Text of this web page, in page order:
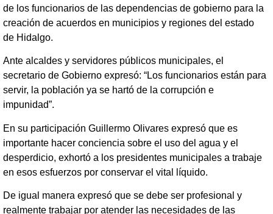
de los funcionarios de las dependencias de gobierno para la
creación de acuerdos en municipios y regiones del estado
de Hidalgo.
Ante alcaldes y servidores públicos municipales, el
secretario de Gobierno expresó: “Los funcionarios están para
servir, la población ya se hartó de la corrupción e
impunidad”.
En su participación Guillermo Olivares expresó que es
importante hacer conciencia sobre el uso del agua y el
desperdicio, exhortó a los presidentes municipales a trabaje
en esos esfuerzos por conservar el vital líquido.
De igual manera expresó que se debe ser profesional y
realmente trabajar por atender las necesidades de las